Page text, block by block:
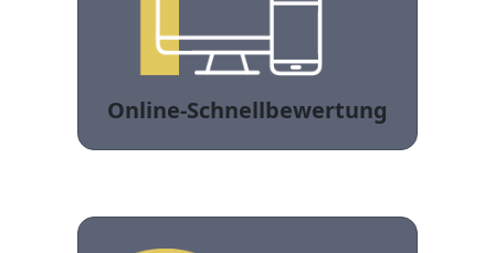
Online-Schnellbewertung